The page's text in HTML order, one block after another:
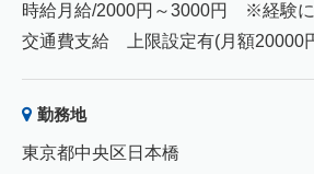
時給月給/2000円～3000円 ※経験
交通費支給 上限設定有(月額20000
勤務地
東京都中央区日本橋